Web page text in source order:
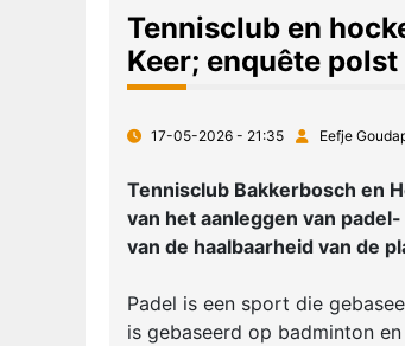
Tennisclub en
Keer; enquête
17-05-2026 - 21:35 Eefje
Tennisclub Bakkerbosch en
van het aanleggen van
van de haalbaarheid van de
Padel is een sport die
is gebaseerd op badminton